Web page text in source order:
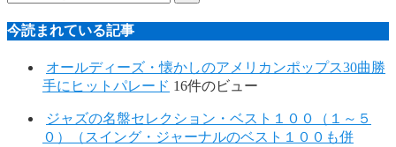
今読まれている記事
オールディーズ・懐かしのアメリカンポップス30曲勝
手にヒットパレード 16件のビュー
ジャズの名盤セレクション・ベスト１００（１～５
０）（スイング・ジャーナルのベスト１００も併